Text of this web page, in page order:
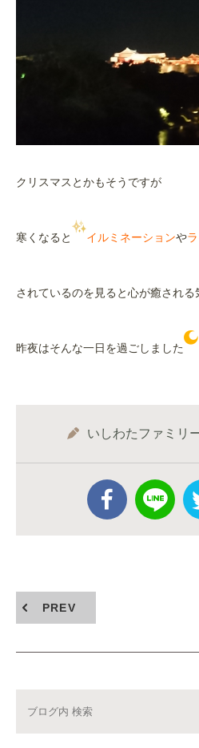
クリスマスとかもそうですが
寒くなると イルミネーションや
されているのを見ると心が癒される
昨夜はそんな一日を過ごしました
いしわたファミリ
PREV